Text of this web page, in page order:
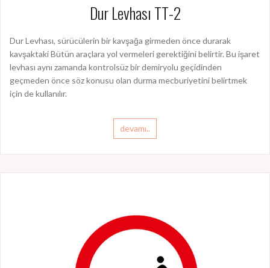
Dur Levhası TT-2
Dur Levhası, sürücülerin bir kavşağa girmeden önce durarak
kavşaktaki Bütün araçlara yol vermeleri gerektiğini belirtir. Bu işaret
levhası aynı zamanda kontrolsüz bir demiryolu geçidinden
geçmeden önce söz konusu olan durma mecburiyetini belirtmek
için de kullanılır.
devamı..